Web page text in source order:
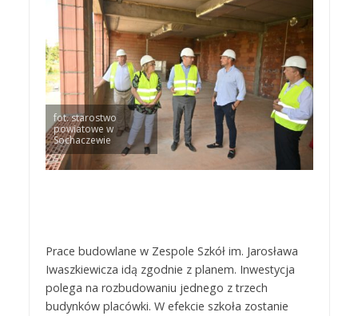
fot. starostwo
powiatowe w
Sochaczewie
Prace budowlane w Zespole Szkół im. Jarosława
Iwaszkiewicza idą zgodnie z planem. Inwestycja
polega na rozbudowaniu jednego z trzech
budynków placówki. W efekcie szkoła zostanie